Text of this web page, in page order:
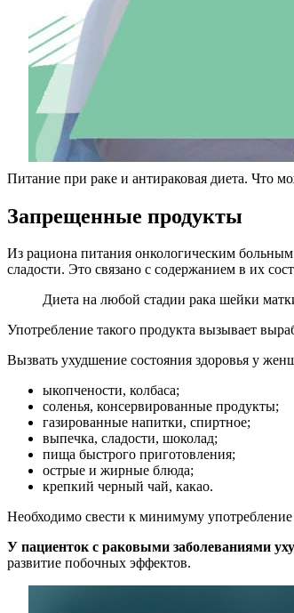
Питание при раке и антираковая диета. Что
Запрещенные продукты
Из рациона питания онкологическим
сладости. Это связано с содержанием в их
Диета на любой стадии рака шейки
Употребление такого продукта вызывает
Вызвать ухудшение состояния здоровья у
ыкопчености, колбаса;
соленья, консервированные продукты;
газированные напитки, спиртное;
выпечка, сладости, шоколад;
пища быстрого приготовления;
острые и жирные блюда;
крепкий черный чай, какао.
Необходимо свести к минимуму употребление
У пациенток с раковыми заболеваниями
развитие побочных эффектов.